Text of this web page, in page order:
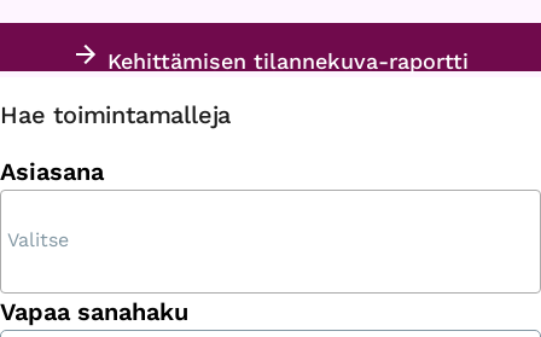
Kehittämisen tilannekuva-raportti
Hae toimintamalleja
Asiasana
Vapaa sanahaku